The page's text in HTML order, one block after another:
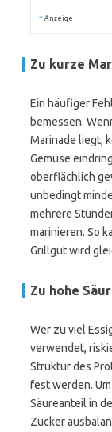
* Anzeige
Zu kurze
Ein häufiger
bemessen.
Marinade liegt,
Gemüse
oberflächlich
unbedingt
mehrere
marinieren. So
Grillgut wird
Zu hohe
Wer zu viel
verwendet,
Struktur des
fest werden.
Säureanteil in
Zucker